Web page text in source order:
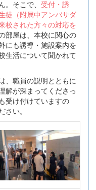
。そこで、 受付・誘
徒（附属中アンバサダ
校された方々の対応を
部屋は、本校に関心の
にも誘導・施設案内を
生活について聞かれて
、職員の説明とともに
解が深まってくださっ
受け付けていますの
さい。